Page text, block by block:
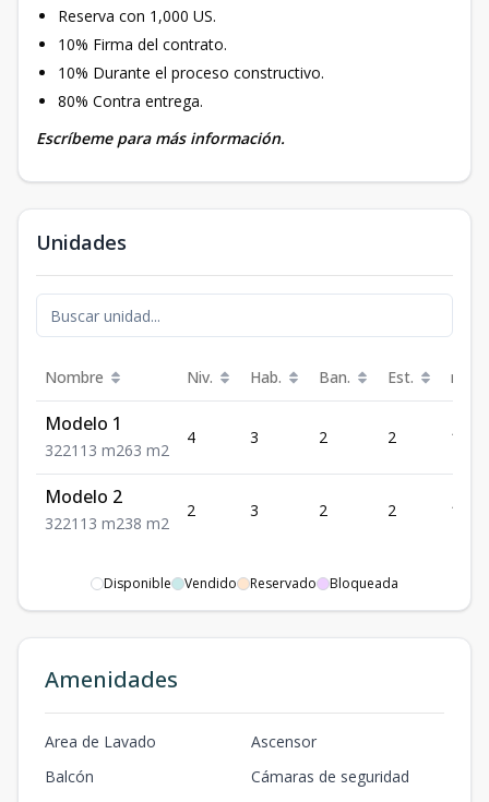
Reserva con 1,000 US.
10% Firma del contrato.
10% Durante el proceso constructivo.
80% Contra entrega.
Escríbeme para más información.
Unidades
Nombre Niv. Hab. Ban. Est. m²
Modelo 1
322113 m263 m2
4 3 2 2 113
Modelo 2
322113 m238 m2
2 3 2 2 113
Disponible Vendido Reservado Bloqueada
Amenidades
Area de Lavado
Ascensor
Balcón
Cámaras de seguridad